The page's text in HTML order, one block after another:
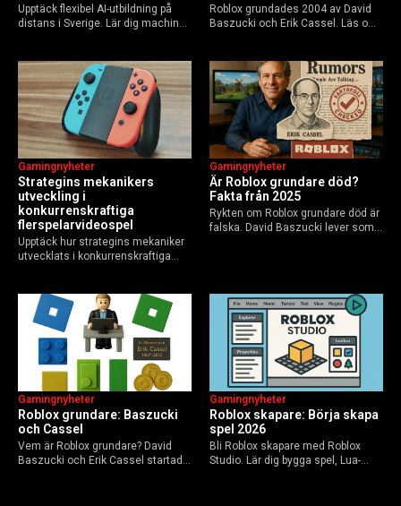
Upptäck flexibel AI-utbildning på
distans i Sverige. Lär dig machine
Guide för nybörjare och
yrkesverksamma som vill bygga…
Roblox grundades 2004 av David
Baszucki och Erik Cassel. Läs om
användare 2025, och vad som
händer inför 2026.
Strategins mekanikers
utveckling i
konkurrenskraftiga
flerspelarvideospel
Gamingnyheter
Upptäck hur strategins mekaniker
utvecklats i konkurrenskraftiga
AI-drivna innovationer.
Är Roblox grundare död?
Fakta från 2025
Gamingnyheter
Rykten om Roblox grundare död är
falska. David Baszucki lever som
Roblox grundare: Baszucki
och Cassel
Gamingnyheter
Vem är Roblox grundare? David
Baszucki och Erik Cassel startade
Roblox skapare: Börja skapa
spel 2026
Gamingnyheter
Bli Roblox skapare med Roblox
Studio. Lär dig bygga spel, Lua-